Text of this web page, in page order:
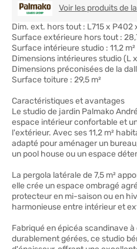
Voir les produits de
Dim. ext. hors tout : L715 x P402
Surface extérieure hors tout :
Surface intérieure studio : 11,2 m²
Dimensions intérieures studio (L
Dimensions préconisées de la
Surface toiture : 29,5 m²
Caractéristiques et avantages
Le studio de jardin Palmako
espace intérieur confortable et
l'extérieur. Avec ses 11,2 m²
adapté pour aménager un
un pool house ou un espace
La pergola latérale de 7,5 m²
elle crée un espace ombragé
protecteur en mi-saison ou en
harmonieuse entre intérieur et
Fabriqué en épicéa scandinave
durablement gérées, ce studio